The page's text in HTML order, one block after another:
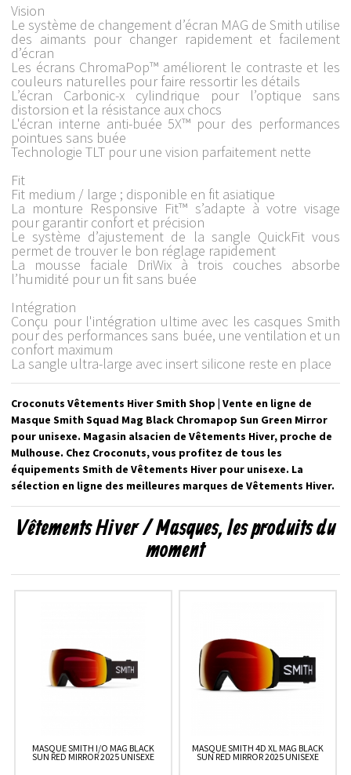
Vision
Le système de changement d’écran MAG de Smith utilise
des aimants pour changer rapidement et facilement
d’écran
Les écrans ChromaPop™ améliorent le contraste et les
couleurs naturelles pour faire ressortir les détails
L’écran Carbonic-x cylindrique pour l’optique sans
distorsion et la résistance aux chocs
L'écran interne anti-buée 5X™ pour des performances
pointues sans buée
Technologie TLT pour une vision parfaitement nette
Fit
Fit medium / large ; disponible en fit asiatique
La monture Responsive Fit™ s’adapte à votre visage
pour garantir confort et précision
Le système d’ajustement de la sangle QuickFit vous
permet de trouver le bon réglage rapidement
La mousse faciale DriWix à trois couches absorbe
l’humidité pour un fit sans buée
Intégration
Conçu pour l'intégration ultime avec les casques Smith
pour des performances sans buée, une ventilation et un
confort maximum
La sangle ultra-large avec insert silicone reste en place
Croconuts Vêtements Hiver Smith Shop | Vente en ligne de
Masque Smith Squad Mag Black Chromapop Sun Green Mirror
pour unisexe. Magasin alsacien de Vêtements Hiver, proche de
Mulhouse. Chez Croconuts, vous profitez de tous les
équipements Smith de Vêtements Hiver pour unisexe. La
sélection en ligne des meilleures marques de Vêtements Hiver.
Vêtements Hiver / Masques, les produits du
moment
MASQUE SMITH I/O MAG BLACK
SUN RED MIRROR 2025 UNISEXE
MASQUE SMITH 4D XL MAG BLACK
SUN RED MIRROR 2025 UNISEXE